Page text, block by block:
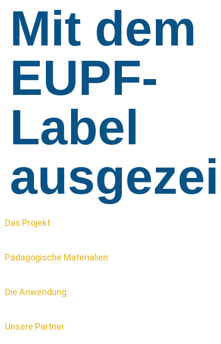
Mit dem
EUPF-
Label
Das Projekt
Pädagogische Materialien
Die Anwendung
Unsere Partner